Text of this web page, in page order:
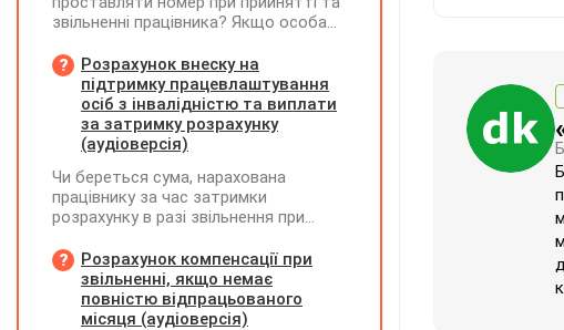
звільненні працівника? Якщо особа
місцем роботи та за сумісництвом,
чи рахується це як два роботодавці?
Розрахунок внеску на
підтримку працевлаштування
осіб з інвалідністю та виплати
за затримку розрахунку
(аудіоверсія)
Чи береться сума, нарахована
працівнику за час затримки
розрахунку в разі звільнення при
заробітної плати (винагороди), для
розрахунку внеску на підтримку
працевлаштування осіб з
інвалідністю?
Розрахунок компенсації при
звільненні, якщо немає
повністю відпрацьованого
місяця (аудіоверсія)